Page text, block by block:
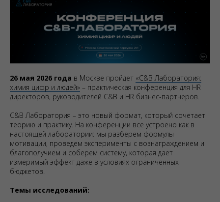
26 мая 2026 года в Москве пройдет «C&B Лаборатория:
химия цифр и людей» – практическая конференция для HR
директоров, руководителей C&B и HR бизнес-партнеров.
C&B Лаборатория – это новый формат, который сочетает
теорию и практику. На конференции все устроено как в
настоящей лаборатории: мы разберем формулы
мотивации, проведем эксперименты с вознаграждением и
благополучием и соберем систему, которая дает
измеримый эффект даже в условиях ограниченных
бюджетов.
Темы исследований: